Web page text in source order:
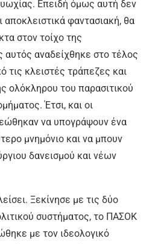
Επειδή όμως αυτή δεν
αποκλειστικά φαντασιακή, θα
στον τοίχο της
αναδείχθηκε στο τέλος
τις κλειστές τράπεζες και
ολόκληρου του παρασιτικού
Έτσι, και οι
να υπογράψουν ένα
μνημόνιο και να μπουν
δανεισμού και νέων
Ξεκίνησε με τις δύο
συστήματος, το ΠΑΣΟΚ
με τον ιδεολογικό